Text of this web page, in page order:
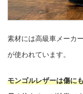
素材には高級車メーカ
が使われています。
モンゴルレザーは傷に